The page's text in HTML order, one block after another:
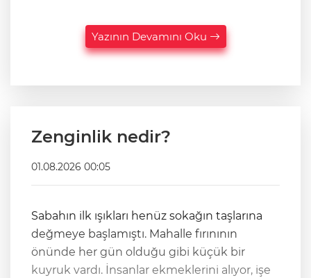
Yazının Devamını Oku
Zenginlik nedir?
01.08.2026 00:05
Sabahın ilk ışıkları henüz sokağın taşlarına
değmeye başlamıştı. Mahalle fırınının
önünde her gün olduğu gibi küçük bir
kuyruk vardı. İnsanlar ekmeklerini alıyor, işe